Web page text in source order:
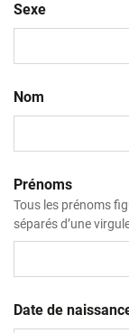
Sexe
Nom
Prénoms
Tous les prénoms
séparés d’une
Date de